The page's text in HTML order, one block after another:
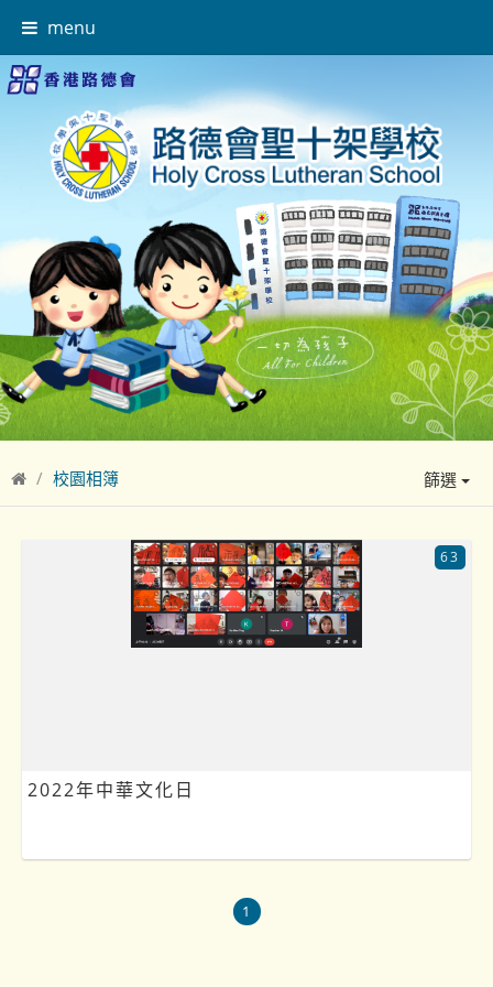
menu
校園相簿 篩選
2022年中華文化日
63
1